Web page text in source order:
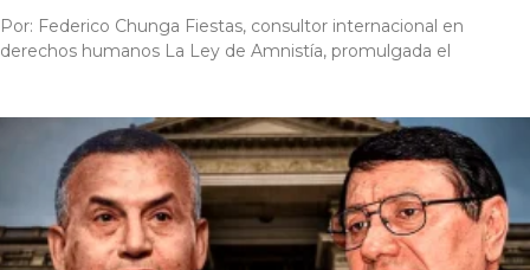
Por: Federico Chunga Fiestas, consultor internacional en
derechos humanos La Ley de Amnistía, promulgada el